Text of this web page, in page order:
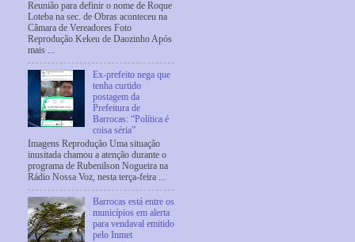
Reunião para definir o nome de Roque
Loteba na sec. de Obras aconteceu na
Câmara de Vereadores Foto
Reprodução Kekeu de Daozinho Após
mais ...
Ex-prefeito nega que
tenha curtido
postagem da
Prefeitura de
Barrocas: “Política é
coisa séria”
Imagens Reprodução Uma situação
inusitada chamou a atenção durante o
programa de Rubenilson Nogueira na
Rádio Nossa Voz, nesta terça-feira ...
Barrocas está entre os
municípios em alerta
para vendaval emitido
pelo Inmet